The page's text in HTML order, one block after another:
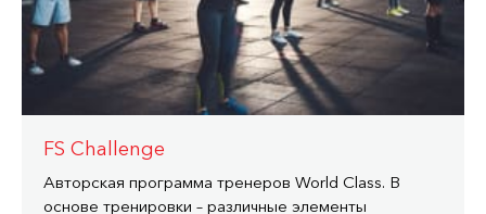
FS Challenge
Авторская программа тренеров World Class. В
основе тренировки – различные элементы